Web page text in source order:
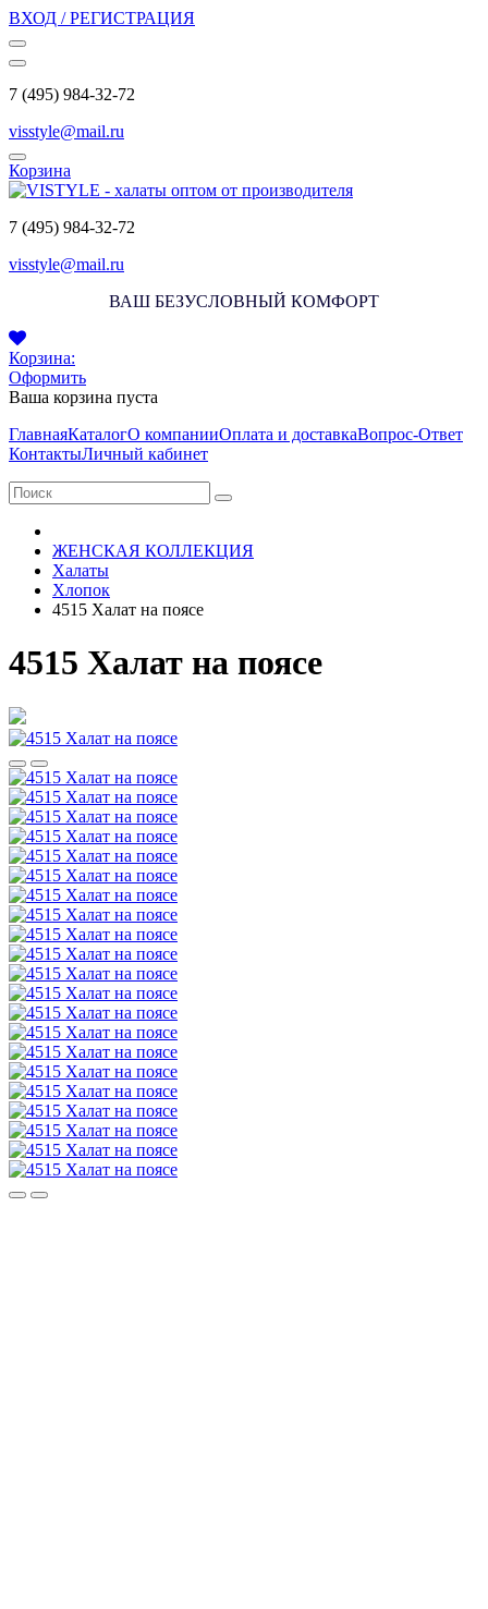
ВХОД / РЕГИСТРАЦИЯ
7 (495) 984-32-72
visstyle@mail.ru
Корзина
7 (495) 984-32-72
visstyle@mail.ru
ВАШ БЕЗУСЛОВНЫЙ КОМФОРТ
Корзина:
Оформить
Ваша корзина пуста
ГлавнаяКаталогО компанииОплата и доставкаВопрос-Ответ
КонтактыЛичный кабинет
ЖЕНСКАЯ КОЛЛЕКЦИЯ
Халаты
Хлопок
4515 Халат на поясе
4515 Халат на поясе